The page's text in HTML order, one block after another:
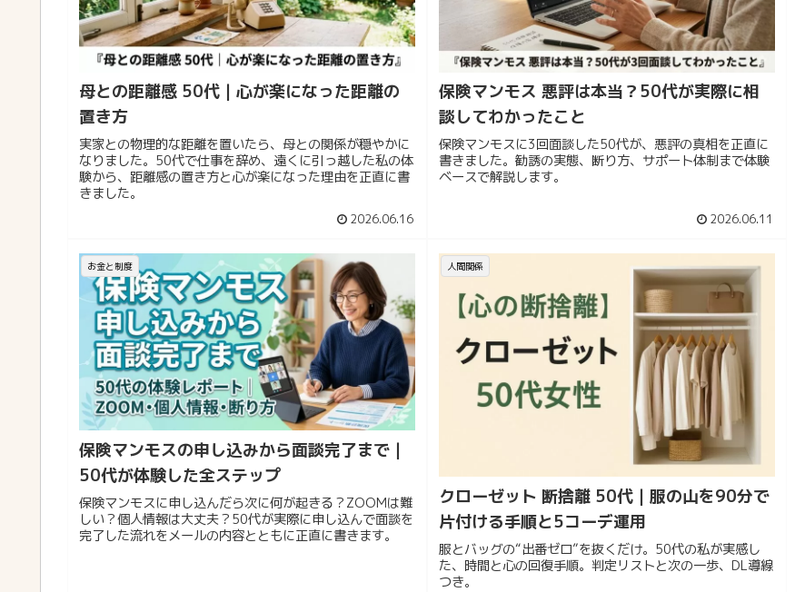
母との距離感 50代｜心が楽になった距離の
置き方
実家との物理的な距離を置いたら、母との関係が穏やかに
なりました。50代で仕事を辞め、遠くに引っ越した私の体
験から、距離感の置き方と心が楽になった理由を正直に書
きました。
2026.06.16
保険マンモス 悪評は本当？50代が実際に相
談してわかったこと
保険マンモスに3回面談した50代が、悪評の真相を正直に
書きました。勧誘の実態、断り方、サポート体制まで体験
ベースで解説します。
2026.06.11
お金と制度
保険マンモスの申し込みから面談完了まで｜
50代が体験した全ステップ
保険マンモスに申し込んだら次に何が起きる？ZOOMは難
しい？個人情報は大丈夫？50代が実際に申し込んで面談を
完了した流れをメールの内容とともに正直に書きます。
人間関係
クローゼット 断捨離 50代｜服の山を90分で
片付ける手順と5コーデ運用
服とバッグの“出番ゼロ”を抜くだけ。50代の私が実感し
た、時間と心の回復手順。判定リストと次の一歩、DL導線
つき。